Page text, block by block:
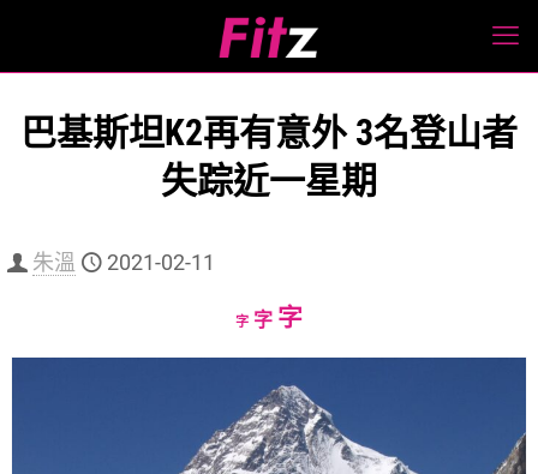
巴基斯坦K2再有意外 3名登山者
失踪近一星期
朱溫 2021-02-11
字Decrease
字Reset
字Increase